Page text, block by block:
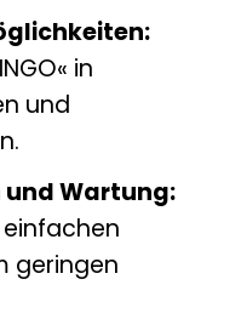
in
und
Wartung:
geringen